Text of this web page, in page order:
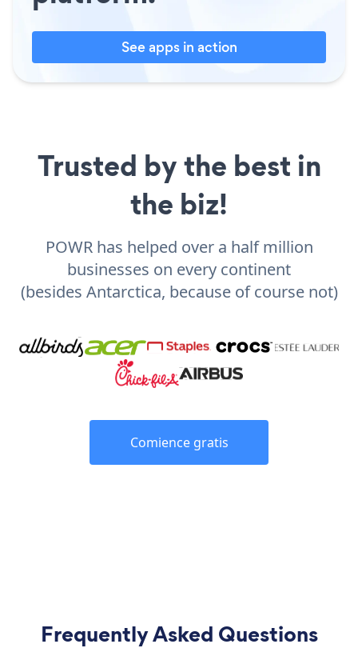
See apps in action
Trusted by the best in
the biz!
POWR has helped over a half million
businesses on every continent
(besides Antarctica, because of course not)
Comience gratis
Frequently Asked Questions